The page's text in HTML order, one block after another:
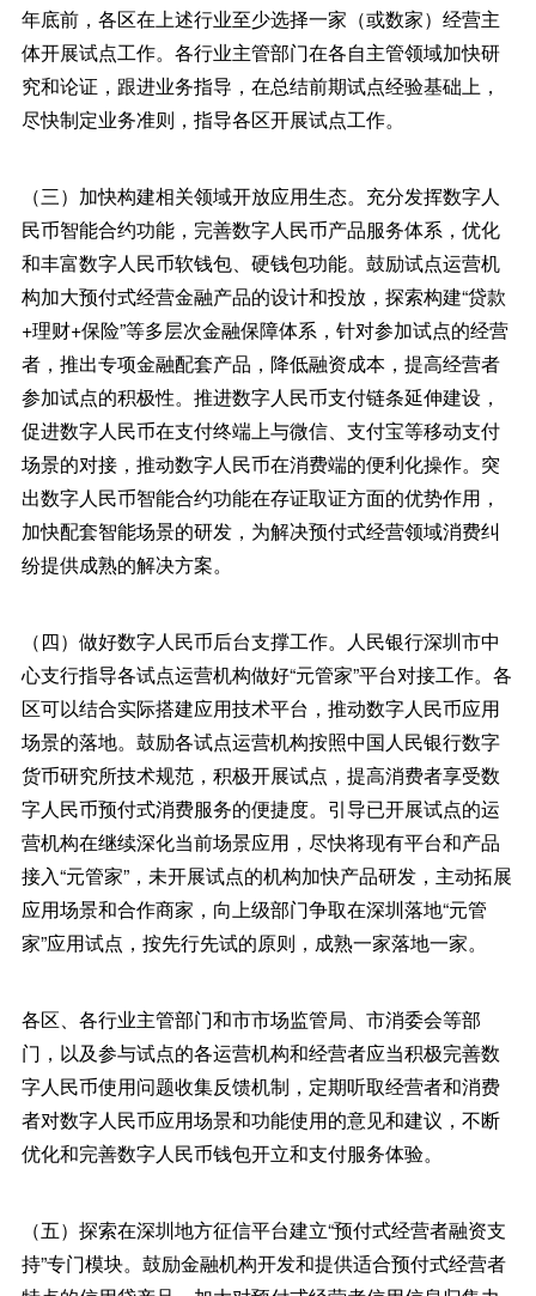
年底前，各区在上述行业至少选择一家（或数家）经营主
体开展试点工作。各行业主管部门在各自主管领域加快研
究和论证，跟进业务指导，在总结前期试点经验基础上，
尽快制定业务准则，指导各区开展试点工作。
（三）加快构建相关领域开放应用生态。充分发挥数字人
民币智能合约功能，完善数字人民币产品服务体系，优化
和丰富数字人民币软钱包、硬钱包功能。鼓励试点运营机
构加大预付式经营金融产品的设计和投放，探索构建“贷款
+理财+保险”等多层次金融保障体系，针对参加试点的经营
者，推出专项金融配套产品，降低融资成本，提高经营者
参加试点的积极性。推进数字人民币支付链条延伸建设，
促进数字人民币在支付终端上与微信、支付宝等移动支付
场景的对接，推动数字人民币在消费端的便利化操作。突
出数字人民币智能合约功能在存证取证方面的优势作用，
加快配套智能场景的研发，为解决预付式经营领域消费纠
纷提供成熟的解决方案。
（四）做好数字人民币后台支撑工作。人民银行深圳市中
心支行指导各试点运营机构做好“元管家”平台对接工作。各
区可以结合实际搭建应用技术平台，推动数字人民币应用
场景的落地。鼓励各试点运营机构按照中国人民银行数字
货币研究所技术规范，积极开展试点，提高消费者享受数
字人民币预付式消费服务的便捷度。引导已开展试点的运
营机构在继续深化当前场景应用，尽快将现有平台和产品
接入“元管家”，未开展试点的机构加快产品研发，主动拓展
应用场景和合作商家，向上级部门争取在深圳落地“元管
家”应用试点，按先行先试的原则，成熟一家落地一家。
各区、各行业主管部门和市市场监管局、市消委会等部
门，以及参与试点的各运营机构和经营者应当积极完善数
字人民币使用问题收集反馈机制，定期听取经营者和消费
者对数字人民币应用场景和功能使用的意见和建议，不断
优化和完善数字人民币钱包开立和支付服务体验。
（五）探索在深圳地方征信平台建立“预付式经营者融资支
持”专门模块。鼓励金融机构开发和提供适合预付式经营者